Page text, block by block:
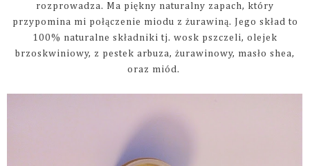
rozprowadza. Ma piękny naturalny zapach, który
przypomina mi połączenie miodu z żurawiną. Jego skład to
100% naturalne składniki tj. wosk pszczeli, olejek
brzoskwiniowy, z pestek arbuza, żurawinowy, masło shea,
oraz miód.